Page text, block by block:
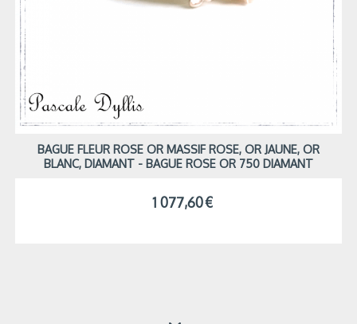
BAGUE FLEUR ROSE OR MASSIF ROSE, OR JAUNE, OR
BLANC, DIAMANT - BAGUE ROSE OR 750 DIAMANT
1 077,60€